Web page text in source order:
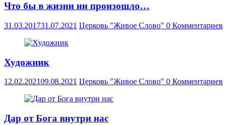
Что бы в жизни ни произошло…
31.03.201731.07.2021 Церковь "Живое Слово" 0 Комментариев
Художник
12.02.202109.08.2021 Церковь "Живое Слово" 0 Комментариев
Дар от Бога внутри нас